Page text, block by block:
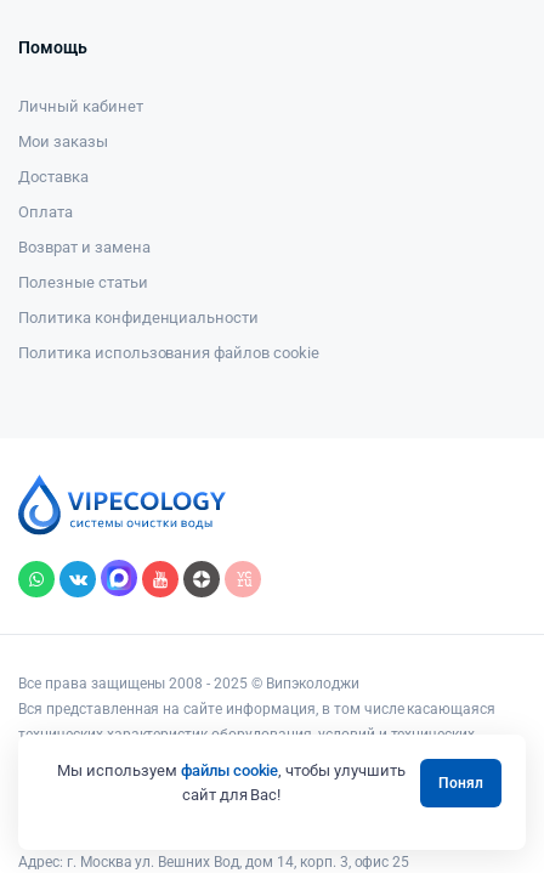
Помощь
Личный кабинет
Мои заказы
Доставка
Оплата
Возврат и замена
Полезные статьи
Политика конфиденциальности
Политика использования файлов cookie
Все права защищены 2008 - 2025 © Випэколоджи
Вся представленная на сайте информация, в том числе касающаяся
технических характеристик оборудования, условий и технических
возможностей подключения, наличия на складе, стоимости товаров и
услуг, носит информационный характер и ни при каких условиях не
является публичной офертой, определяемой положениями статьи 437
Адрес: г. Москва ул. Вешних Вод, дом 14, корп. 3, офис 25
Мы используем файлы cookie, чтобы улучшить
сайт для Вас!
Понял